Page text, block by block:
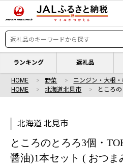
ランキング 返礼品
HOME 野菜 ニンジン・大根
HOME
北海道北見市 ところ
北海道 北見市
ところのとろろ3個・
醤油)1本セット ( おつま